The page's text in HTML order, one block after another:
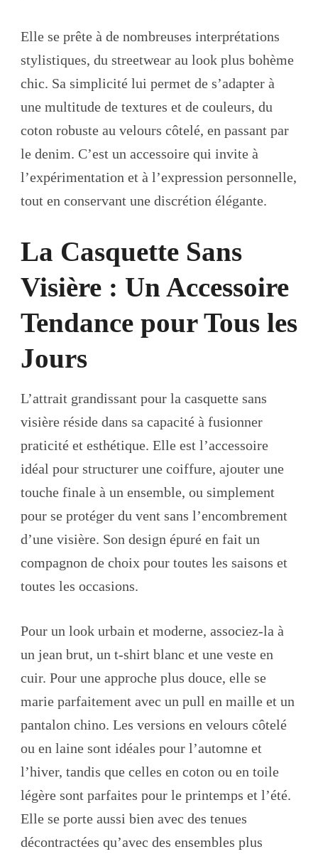
Elle se prête à de nombreuses interprétations
stylistiques, du streetwear au look plus bohème
chic. Sa simplicité lui permet de s’adapter à
une multitude de textures et de couleurs, du
coton robuste au velours côtelé, en passant par
le denim. C’est un accessoire qui invite à
l’expérimentation et à l’expression personnelle,
tout en conservant une discrétion élégante.
La Casquette Sans
Visière : Un Accessoire
Tendance pour Tous les
Jours
L’attrait grandissant pour la casquette sans
visière réside dans sa capacité à fusionner
praticité et esthétique. Elle est l’accessoire
idéal pour structurer une coiffure, ajouter une
touche finale à un ensemble, ou simplement
pour se protéger du vent sans l’encombrement
d’une visière. Son design épuré en fait un
compagnon de choix pour toutes les saisons et
toutes les occasions.
Pour un look urbain et moderne, associez-la à
un jean brut, un t-shirt blanc et une veste en
cuir. Pour une approche plus douce, elle se
marie parfaitement avec un pull en maille et un
pantalon chino. Les versions en velours côtelé
ou en laine sont idéales pour l’automne et
l’hiver, tandis que celles en coton ou en toile
légère sont parfaites pour le printemps et l’été.
Elle se porte aussi bien avec des tenues
décontractées qu’avec des ensembles plus